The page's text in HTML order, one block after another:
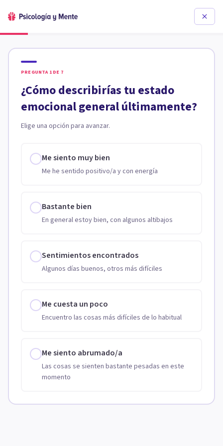
PREGUNTA 1 DE 7
¿Cómo describirías tu estado
emocional general últimamente?
Elige una opción para avanzar.
Me siento muy bien
Me he sentido positivo/a y con energía
Bastante bien
En general estoy bien, con algunos altibajos
Sentimientos encontrados
Algunos días buenos, otros más difíciles
Me cuesta un poco
Encuentro las cosas más difíciles de lo habitual
Me siento abrumado/a
Las cosas se sienten bastante pesadas en este
momento